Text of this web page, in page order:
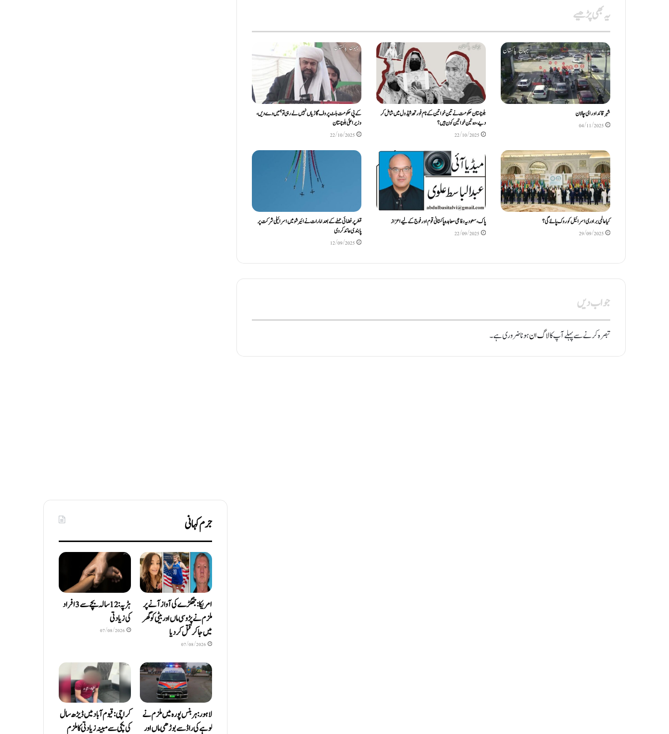
یہ بھی پڑھیے
شہر قائد اور ای چالان
04/11/2025
بلوچستان حکومت نے تین خواتین کے نام فورتھ شیڈول میں شامل کر
دیے ، وہ تین خواتین کون ہیں ؟
22/10/2025
کے پی حکومت بلٹ پروف گاڑیاں نہیں لےرہی تو ہمیں دے دیں ،
وزیر اعلیٰ بلوچستان
22/10/2025
کیا عالمی برادری اسرائیل کو روک پائے گی؟
29/09/2025
پاک، سعودیہ دفاعی معاہدہ پاکستانی قوم اور فوج کے لیے اعزاز
22/09/2025
قطر پر فضائی حملے کے بعد امارات نے ائیر شو میں اسرائیلی شرکت پر
پابندی عائد کردی
12/09/2025
جواب دیں
تبصرہ کرنے سے پہلے آپ کالاگ انہونا ضروری ہے۔
جرم کہانی
امریکا: جھگڑے کی آواز آنے پر
ملزم نے پڑوسی ماں اور بیٹی کو گھر
میں جا کر قتل کر دیا
07/08/2026
ہڑپہ: 12 سالہ بچے سے 3 افراد
کی زیادتی
07/08/2026
لاہور: ہربنس پورہ میں ملزم نے
لوہے کی راڈ سے بوڑھی ماں اور
کراچی: قیوم آباد میں ڈیڑھ سال
کی بچی سے مبینہ زیادتی کا ملزم